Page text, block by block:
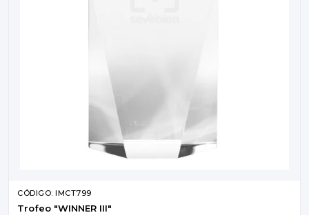
CÓDIGO: IMCT799
Trofeo "WINNER III"